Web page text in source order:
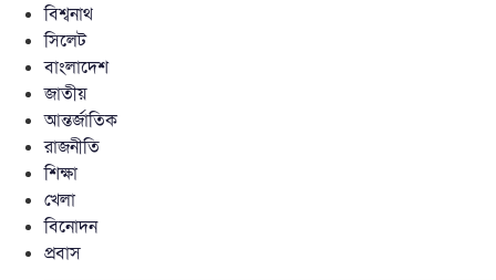
বিশ্বনাথ
সিলেট
বাংলাদেশ
জাতীয়
আন্তর্জাতিক
রাজনীতি
শিক্ষা
খেলা
বিনোদন
প্রবাস